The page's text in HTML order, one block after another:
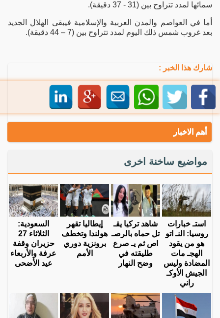
سمائها لمدد تتراوح بين (31 - 37 دقيقة).
أما في العواصم والمدن العربية والإسلامية فيبقى الهلال الجديد
بعد غروب شمس ذلك اليوم لمدد تتراوح بين (7 – 44 دقيقة).
شارك هذا الخبر :
أهم الاخبار
مواضيع ساخنة اخرى
استـ خبارات
روسيا: النـ اتو
هو من يقود
الهجـ مات
المضادة وليس
الجيش الأوكـ
راني
شاهد تركيا يقـ
تل حماه بالرصـ
اص ثم يـ صرع
طليقته في
وضح النهار
إيطاليا تقهر
هولندا وتخطف
برونزية دوري
الأمم
السعودية:
الثلاثاء 27
حزيران وقفة
عرفة والأربعاء
عيد الأضحى